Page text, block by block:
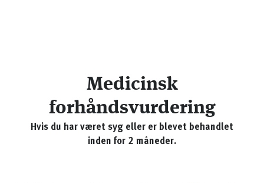
Medicinsk
forhåndsvurdering
Hvis du har været syg eller er blevet behandlet
inden for 2 måneder.